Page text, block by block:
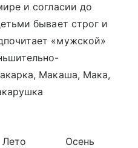
и согласии до
бывает строг и
«мужской»
Макаша, Мака,
Лето
Осень